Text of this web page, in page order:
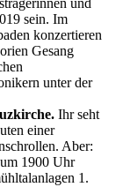
und
sein. Im
konzertieren
Gesang
unter der
Ihr seht
einer
Aber:
1900 Uhr
1.